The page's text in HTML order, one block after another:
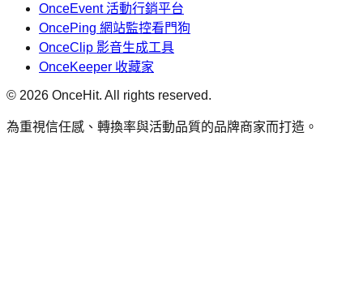
OnceEvent 活動行銷平台
OncePing 網站監控看門狗
OnceClip 影音生成工具
OnceKeeper 收藏家
© 2026 OnceHit. All rights reserved.
為重視信任感、轉換率與活動品質的品牌商家而打造。